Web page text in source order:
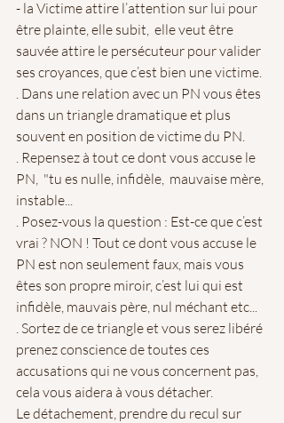
- la Victime attire l’attention sur lui pour
être plainte, elle subit,  elle veut être
sauvée attire le persécuteur pour valider
ses croyances, que c’est bien une victime.
. Dans une relation avec un PN vous êtes
dans un triangle dramatique et plus
souvent en position de victime du PN.
. Repensez à tout ce dont vous accuse le
PN,  "tu es nulle, infidèle,  mauvaise mère,
instable...
. Posez-vous la question : Est-ce que c’est
vrai ? NON ! Tout ce dont vous accuse le
PN est non seulement faux, mais vous
êtes son propre miroir, c’est lui qui est
infidèle, mauvais père, nul méchant etc...
. Sortez de ce triangle et vous serez libéré
prenez conscience de toutes ces
accusations qui ne vous concernent pas,
cela vous aidera à vous détacher.
Le détachement, prendre du recul sur